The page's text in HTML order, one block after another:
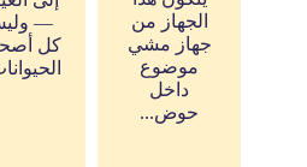
الجهاز من
جهاز مشي
موضوع
داخل
حوض...
—
كل